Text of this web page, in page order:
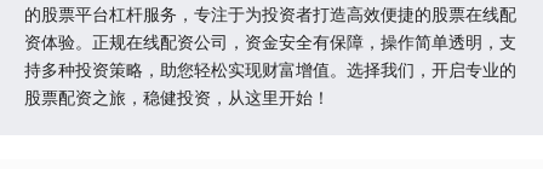
的股票平台杠杆服务，专注于为投资者打造高效便捷的股票在线配
资体验。正规在线配资公司，资金安全有保障，操作简单透明，支
持多种投资策略，助您轻松实现财富增值。选择我们，开启专业的
股票配资之旅，稳健投资，从这里开始！